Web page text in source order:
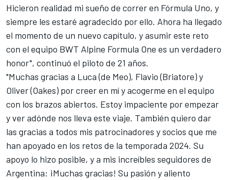
Hicieron realidad mi sueño de correr en Fórmula Uno, y
siempre les estaré agradecido por ello. Ahora ha llegado
el momento de un nuevo capítulo, y asumir este reto
con el equipo BWT Alpine Formula One es un verdadero
honor", continuó el piloto de 21 años.
"Muchas gracias a Luca (de Meo), Flavio (Briatore) y
Oliver (Oakes) por creer en mí y acogerme en el equipo
con los brazos abiertos. Estoy impaciente por empezar
y ver adónde nos lleva este viaje. También quiero dar
las gracias a todos mis patrocinadores y socios que me
han apoyado en los retos de la temporada 2024. Su
apoyo lo hizo posible, y a mis increíbles seguidores de
Argentina: ¡Muchas gracias! Su pasión y aliento